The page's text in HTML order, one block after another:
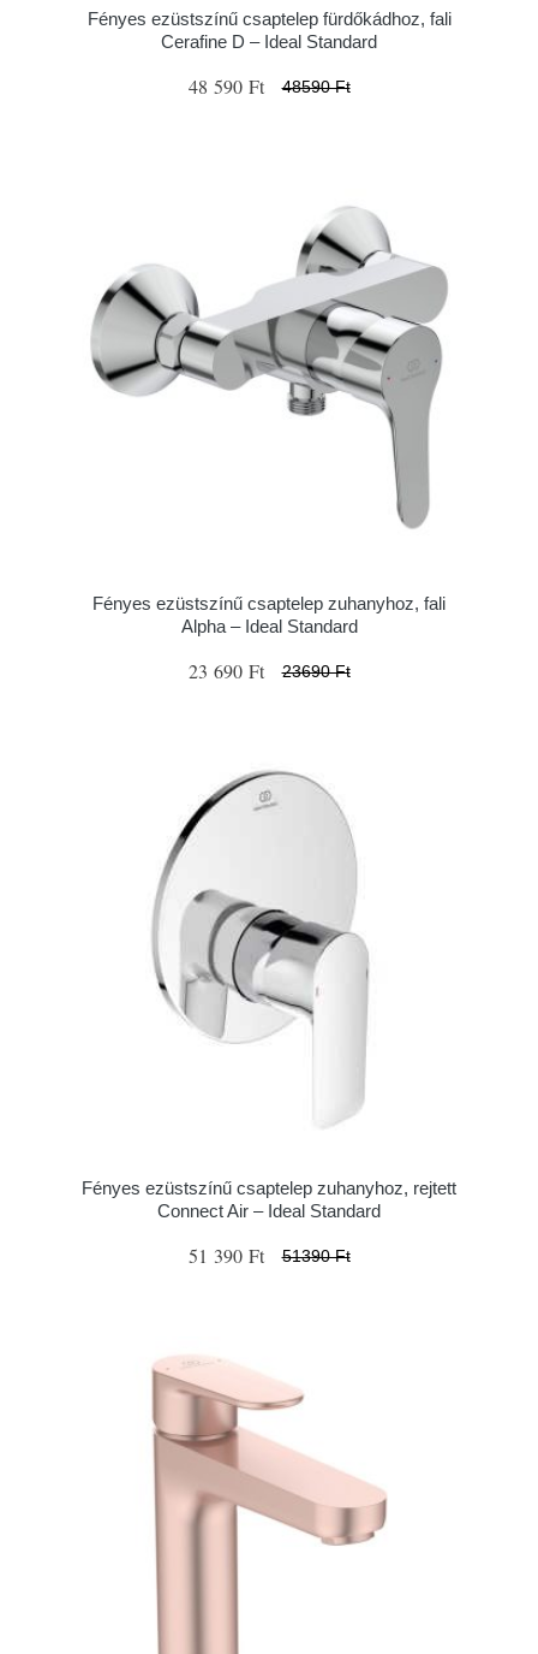
Fényes ezüstszínű csaptelep fürdőkádhoz, fali
Cerafine D – Ideal Standard
48 590 Ft 48590 Ft
Fényes ezüstszínű csaptelep zuhanyhoz, fali
Alpha – Ideal Standard
23 690 Ft 23690 Ft
Fényes ezüstszínű csaptelep zuhanyhoz, rejtett
Connect Air – Ideal Standard
51 390 Ft 51390 Ft